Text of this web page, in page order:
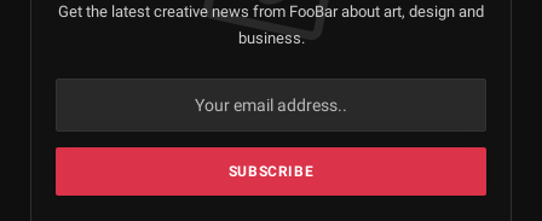
Get the latest creative news from FooBar about art, design and
business.